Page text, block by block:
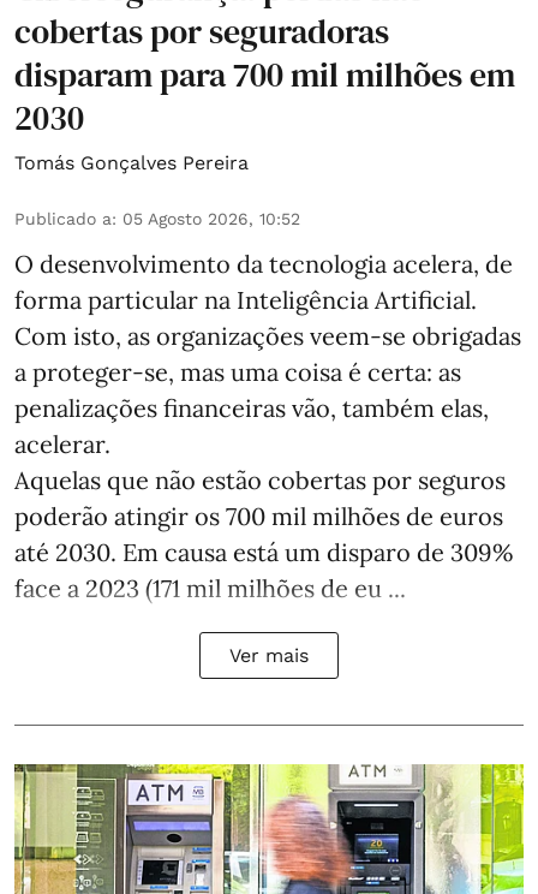
cobertas por seguradoras
disparam para 700 mil milhões em
2030
Tomás Gonçalves Pereira
Publicado a: 05 Agosto 2026, 10:52
O desenvolvimento da tecnologia acelera, de
forma particular na Inteligência Artificial.
Com isto, as organizações veem-se obrigadas
a proteger-se, mas uma coisa é certa: as
penalizações financeiras vão, também elas,
acelerar.
Aquelas que não estão cobertas por seguros
poderão atingir os 700 mil milhões de euros
até 2030. Em causa está um disparo de 309%
face a 2023 (171 mil milhões de eu ...
Ver mais